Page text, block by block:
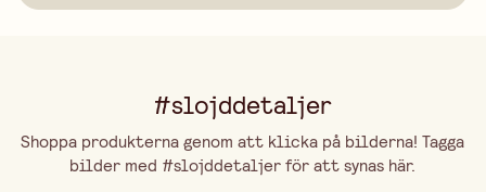
#slojddetaljer
Shoppa produkterna genom att klicka på bilderna! Tagga
bilder med #slojddetaljer för att synas här.